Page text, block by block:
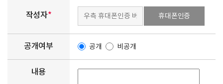
작성자* 휴대폰인증
공개여부 공개 비공개
내용